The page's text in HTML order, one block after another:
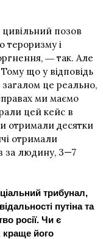
позов
тероризму і
― так. Але
що у відповідь
загалом це реально,
ми маємо
цей кейс в
отримали десятки
отримали
за людину, 3—7
трибунал,
путіна та
росії. Чи є
краще його